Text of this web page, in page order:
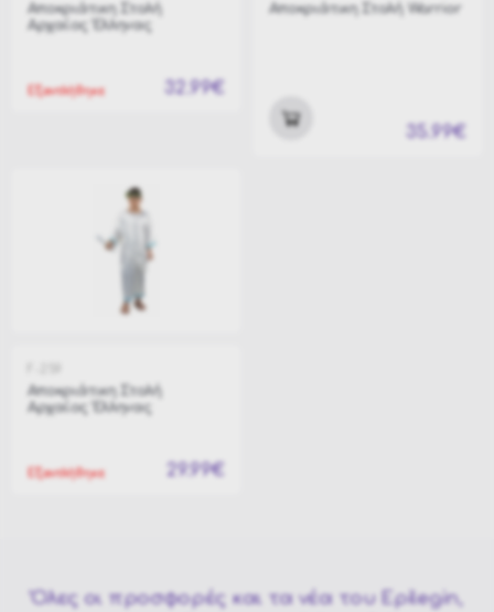
Αποκριάτικη Στολή
Αρχαίος Έλληνας
32.99€
Εξαντλήθηκε
Αποκριάτικη Στολή Warrior
35.99€
Αποκριάτικη Στολή
Αρχαίος Έλληνας
29.99€
Εξαντλήθηκε
Όλες οι προσφορές και τα νέα του Epilegin,